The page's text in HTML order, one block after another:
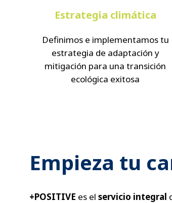
Estrategia climática
Definimos e implementamos tu
estrategia de adaptación y
mitigación para una transición
ecológica exitosa
Empieza tu
+POSITIVE es el servicio integral